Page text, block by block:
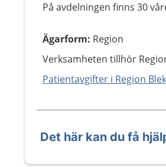
På avdelningen finns 30
Ägarform: Region
Verksamheten tillhör
Patientavgifter i Region
Det här kan du få